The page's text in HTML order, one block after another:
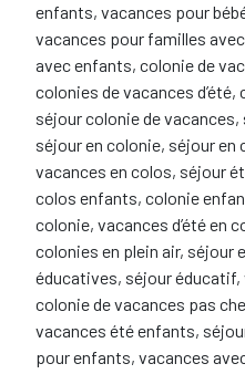
enfants, vacances pour
vacances pour familles
avec enfants, colonie de
colonies de vacances d’été,
séjour colonie de
séjour en colonie, séjour en
vacances en colos, séjour
colos enfants, colonie
colonie, vacances d’été en
colonies en plein air, séjour
éducatives, séjour
colonie de vacances pas
vacances été enfants,
pour enfants, vacances